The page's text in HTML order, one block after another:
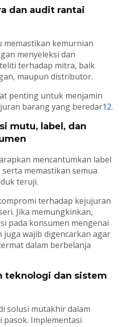
dan audit rantai
memastikan kemurnian
menyeleksi dan
terhadap mitra, baik
maupun distributor.
penting untuk menjamin
barang yang beredar12.
mutu, label, dan
mencantumkan label
memastikan semua
teruji.
terhadap kejujuran
Jika memungkinkan,
pada konsumen mengenai
juga wajib digencarkan agar
dalam berbelanja
teknologi dan sistem
solusi mutakhir dalam
pasok. Implementasi